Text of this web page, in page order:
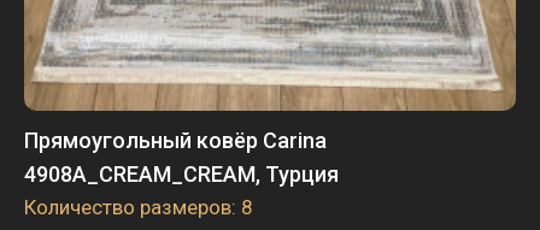
Прямоугольный ковёр Carina
4908A_CREAM_CREAM, Турция
Количество размеров: 8